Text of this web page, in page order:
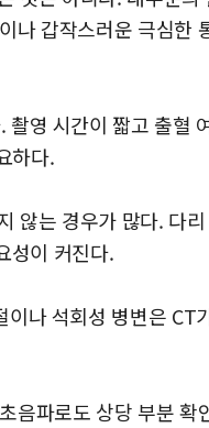
나 갑작스러운 극심한
영 시간이 짧고 출혈
하다.
않는 경우가 많다. 다
성이 커진다.
나 석회성 병변은 CT
음파로도 상당 부분 확